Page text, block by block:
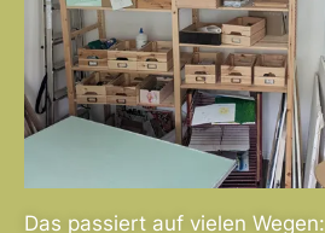
Das passiert auf vielen Wegen: